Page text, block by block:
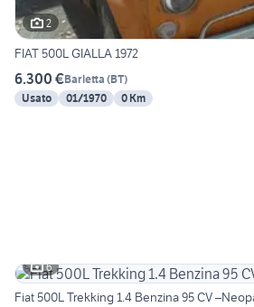
2
FIAT 500L GIALLA 1972
6.300 €Barletta (BT)
Usato
01/1970 0 Km
6
Fiat 500L Trekking 1.4 Benzina 95 CV